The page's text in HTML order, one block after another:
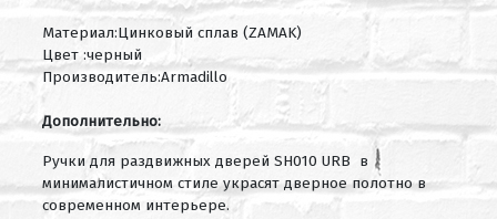
Материал:Цинковый сплав (ZAMAK)
Цвет :черный
Производитель:Armadillo
Дополнительно:
Ручки для раздвижных дверей SH010 URB в
минималистичном стиле украсят дверное полотно в
современном интерьере.